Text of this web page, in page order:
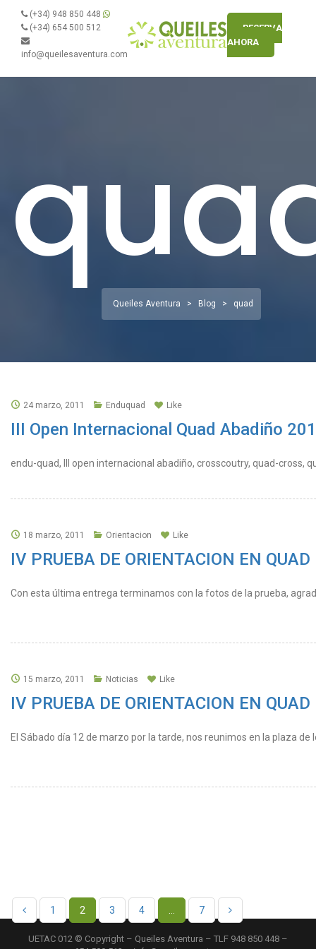
(+34) 948 850 448
(+34) 654 500 512
info@queilesaventura.com
RESERVA
AHORA
Queiles Aventura > Blog > quad
24 marzo, 2011 Enduquad Like
III Open Internacional Quad Abadiño
endu-quad, III open internacional abadiño, crosscoutry, quad-cross,
18 marzo, 2011 Orientacion Like
IV PRUEBA DE ORIENTACION EN
Con esta última entrega terminamos con la fotos de la prueba,
15 marzo, 2011 Noticias Like
IV PRUEBA DE ORIENTACION EN
El Sábado día 12 de marzo por la tarde, nos reunimos en la plaza
1 2 3 4 7
UETAC 012 © Copyright – Queiles Aventura – TLF 948 850 448 –